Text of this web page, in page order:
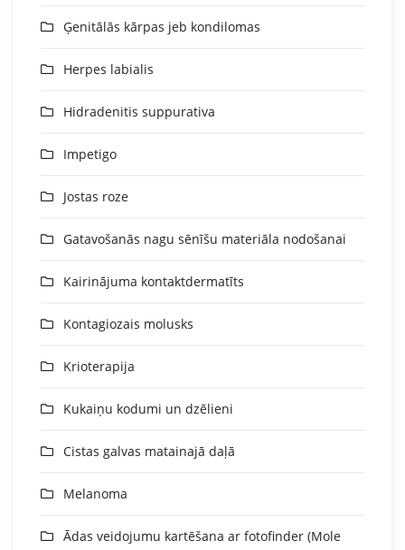
Ģenitālās kārpas jeb kondilomas
Herpes labialis
Hidradenitis suppurativa
Impetigo
Jostas roze
Gatavošanās nagu sēnīšu materiāla nodošanai
Kairinājuma kontaktdermatīts
Kontagiozais molusks
Krioterapija
Kukaiņu kodumi un dzēlieni
Cistas galvas matainajā daļā
Melanoma
Ādas veidojumu kartēšana ar fotofinder (Mole